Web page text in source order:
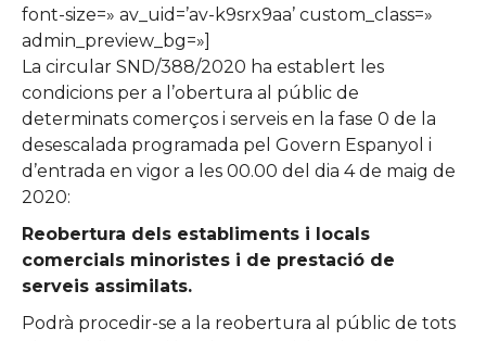
font-size=» av_uid=’av-k9srx9aa’ custom_class=»
admin_preview_bg=»]
La circular SND/388/2020 ha establert les
condicions per a l’obertura al públic de
determinats comerços i serveis en la fase 0 de la
desescalada programada pel Govern Espanyol i
d’entrada en vigor a les 00.00 del dia 4 de maig de
2020:
Reobertura dels establiments i locals
comercials minoristes i de prestació de
serveis assimilats.
Podrà procedir-se a la reobertura al públic de tots